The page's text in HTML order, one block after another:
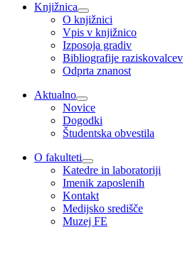
Knjižnica
O knjižnici
Vpis v knjižnico
Izposoja gradiv
Bibliografije raziskovalcev
Odprta znanost
Aktualno
Novice
Dogodki
Študentska obvestila
O fakulteti
Katedre in laboratoriji
Imenik zaposlenih
Kontakt
Medijsko središče
Muzej FE